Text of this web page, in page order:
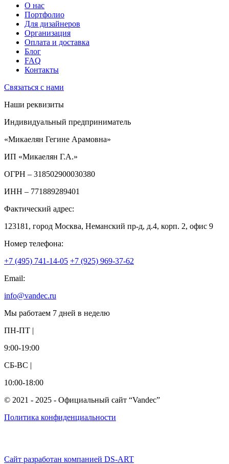
О нас
Портфолио
Для дизайнеров
Организация
Оплата и доставка
Блог
FAQ
Контакты
Связаться с нами
Наши реквизиты
Индивидуальный предприниматель
«Микаелян Гегине Арамовна»
ИП «Микаелян Г.А.»
ОГРН – 318502900030380
ИНН – 771889289401
Фактический адрес:
123181, город Москва, Неманский пр-д, д.4, корп. 2, офис 9
Номер телефона:
+7 (495) 741-14-05 +7 (925) 969-37-62
Email:
info@vandec.ru
Мы работаем 7 дней в неделю
ПН-ПТ |
9:00-19:00
СБ-ВС |
10:00-18:00
© 2021 - 2025 - Официальный сайт “Vandec”
Политика конфиденциальности
Сайт разработан компанией DS-ART